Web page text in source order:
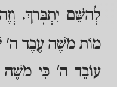
לְהַשֵּׁם יִתְבָּרַךְ.
מוֹת מֹשֶׁה עֶבֶד ה'
עוֹבֵד ה' כִּי